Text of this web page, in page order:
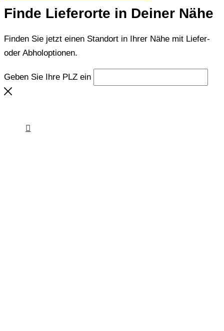
Finde Lieferorte in Deiner Nähe
Finden Sie jetzt einen Standort in Ihrer Nähe mit Liefer-
oder Abholoptionen.
Geben Sie Ihre PLZ ein